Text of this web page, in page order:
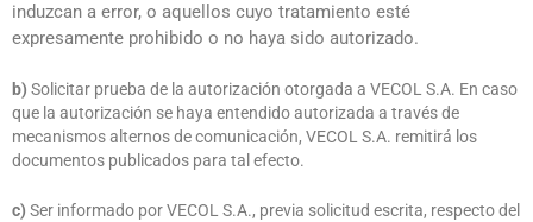
induzcan a error, o aquellos cuyo tratamiento esté
expresamente prohibido o no haya sido autorizado.
b) Solicitar prueba de la autorización otorgada a VECOL S.A. En caso
que la autorización se haya entendido autorizada a través de
mecanismos alternos de comunicación, VECOL S.A. remitirá los
documentos publicados para tal efecto.
c) Ser informado por VECOL S.A., previa solicitud escrita, respecto del